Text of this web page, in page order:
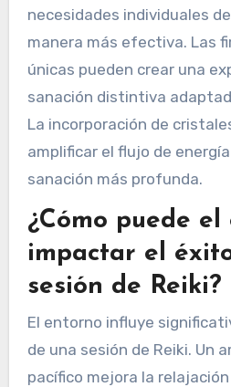
necesidades individuales
manera más efectiva. Las
únicas pueden crear una
sanación distintiva
La incorporación de
amplificar el flujo de
sanación más profunda.
¿Cómo puede
impactar el
sesión de Reiki?
El entorno influye
de una sesión de Reiki. Un
pacífico mejora la